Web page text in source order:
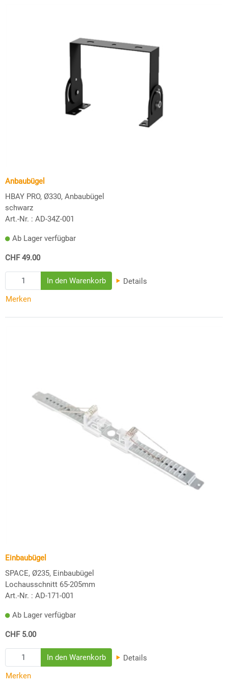
Anbaubügel
HBAY PRO, Ø330, Anbaubügel
schwarz
Art.-Nr. : AD-34Z-001
Ab Lager verfügbar
CHF 49.00
Details
Merken
Einbaubügel
SPACE, Ø235, Einbaubügel
Lochausschnitt 65-205mm
Art.-Nr. : AD-171-001
Ab Lager verfügbar
CHF 5.00
Details
Merken